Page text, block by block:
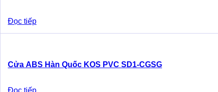
Đọc tiếp
Cửa ABS Hàn Quốc KOS PVC SD1-CGSG
Đọc tiếp